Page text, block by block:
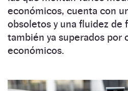
económicos, cuenta con
obsoletos y una fluidez de
también ya superados por
económicos.